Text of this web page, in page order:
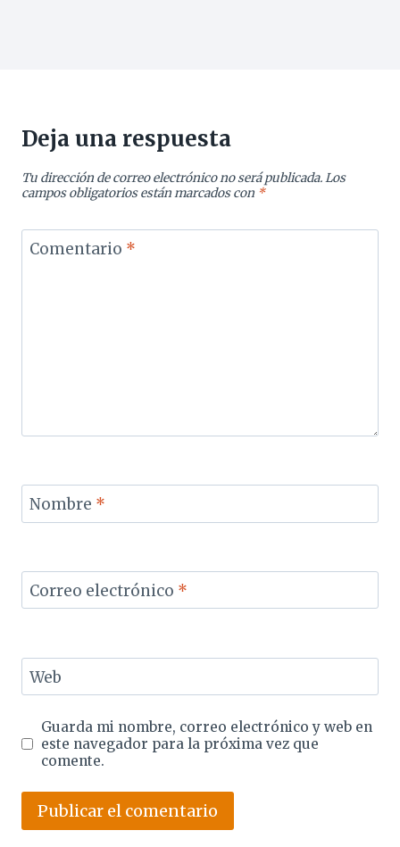
Deja una respuesta
Tu dirección de correo electrónico no será publicada.Los
campos obligatorios están marcados con *
Comentario *
Nombre *
Correo electrónico *
Web
Guarda mi nombre, correo electrónico y web en
este navegador para la próxima vez que
comente.